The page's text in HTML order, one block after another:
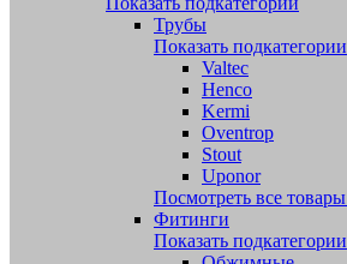
Трубы
Показать подкатегории
Valtec
Henco
Kermi
Oventrop
Stout
Uponor
Посмотреть все товары
Фитинги
Показать подкатегории